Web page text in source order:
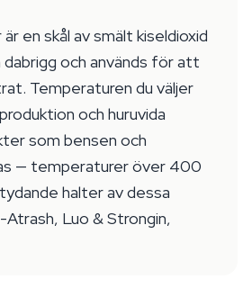
en skål av smält kiseldioxid
och används för att
Temperaturen du väljer
och huruvida
som bensen och
— temperaturer över 400
halter av dessa
Luo & Strongin,